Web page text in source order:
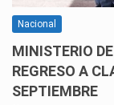
Nacional
MINISTERIO
REGRESO A
SEPTIEMBRE